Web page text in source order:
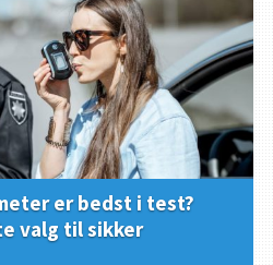
er bedst i test?
valg til sikker